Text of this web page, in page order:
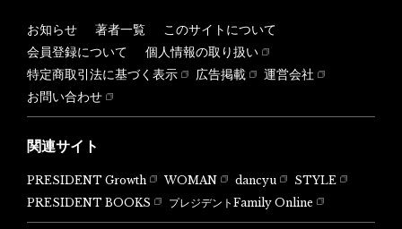
お知らせ 著者一覧
このサイトについて
会員登録について
個人情報の取り扱い
特定商取引法に基づく表示
広告掲載
運営会社
お問い合わせ
関連サイト
PRESIDENT Growth WOMAN dancyu
STYLE
PRESIDENT BOOKS
プレジデントFamily Online